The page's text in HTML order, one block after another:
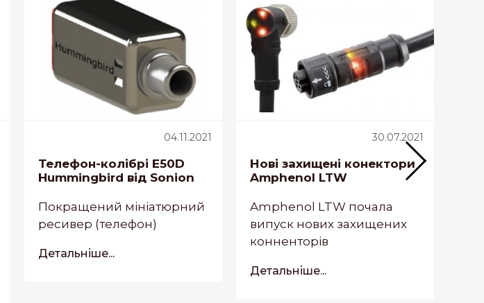
04.11.2021
Телефон-колібрі E50D
Hummingbird від Sonion
Покращений мініатюрний
ресивер (телефон)
Детальніше...
30.07.2021
Нові захищені конектори
Amphenol LTW
Amphenol LTW почала
випуск нових захищених
конненторів
Детальніше...